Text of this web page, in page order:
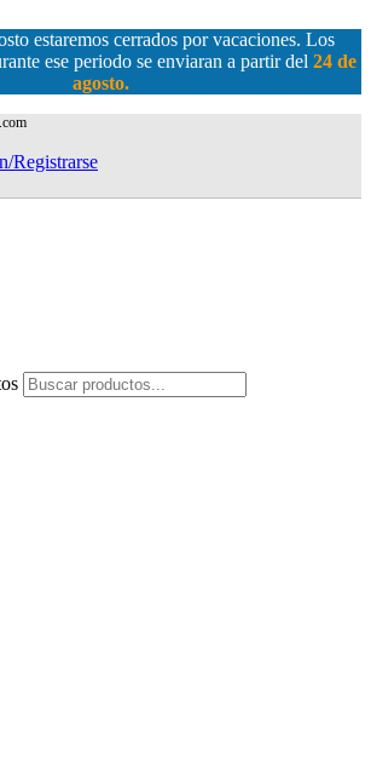
estaremos cerrados por vacaciones. Los
ese periodo se enviaran a partir del 24 de
agosto.
Registrarse